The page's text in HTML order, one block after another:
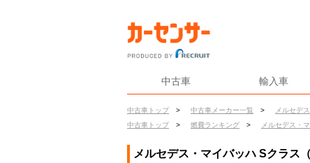
中古車 輸入車
中古車トップ > 中古車メーカー一覧 > メルセデ
中古車トップ
> 燃費ランキング > メルセデス・
メルセデス・マイバッハ Sクラス